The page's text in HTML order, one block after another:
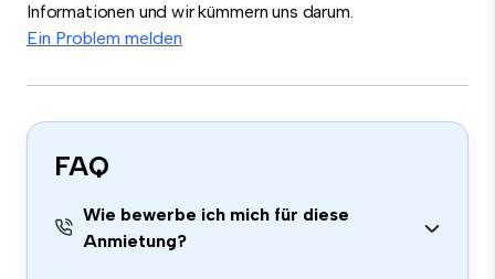
Informationen und wir kümmern uns darum.
Ein Problem melden
FAQ
Wie bewerbe ich mich für diese
Anmietung?